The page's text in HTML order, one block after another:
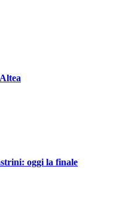
oggi la finale